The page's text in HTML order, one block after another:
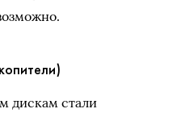
дискам стали